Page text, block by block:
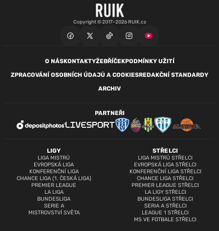
Copyright © 2017–2026 RUIK.cz
O NÁSKONTAKTYŽEBŘÍČEKPODMÍNKY UŽITÍ
ZPRACOVÁNÍ OSOBNÍCH ÚDAJŮ A COOKIESREDAKČNÍ STANDARDY
ARCHIV
LIGY
LIGA MISTRŮ
EVROPSKÁ LIGA
KONFERENČNÍ LIGA
CHANCE LIGA (1. ČESKÁ LIGA)
PREMIER LEAGUE
LA LIGA
BUNDESLIGA
SERIE A
MISTROVSTVÍ SVĚTA
STŘELCI
LIGA MISTRŮ STŘELCI
EVROPSKÁ LIGA STŘELCI
KONFERENČNÍ LIGA STŘELCI
CHANCE LIGA STŘELCI
PREMIER LEAGUE STŘELCI
LA LIGY STŘELCI
BUNDESLIGA STŘELCI
SERIA A STŘELCI
LEAGUE 1 STŘELCI
MS VE FOTBALE STŘELCI
PARTNEŘI